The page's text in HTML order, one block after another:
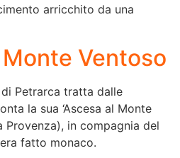
arricchito da una
Ventoso
Petrarca tratta dalle
la sua ‘Ascesa al Monte
Provenza), in compagnia del
fatto monaco.